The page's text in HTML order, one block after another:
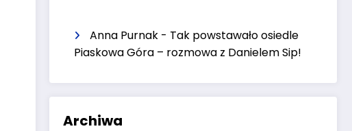
Anna Purnak - Tak powstawało osiedle
Piaskowa Góra – rozmowa z Danielem Sip!
Archiwa